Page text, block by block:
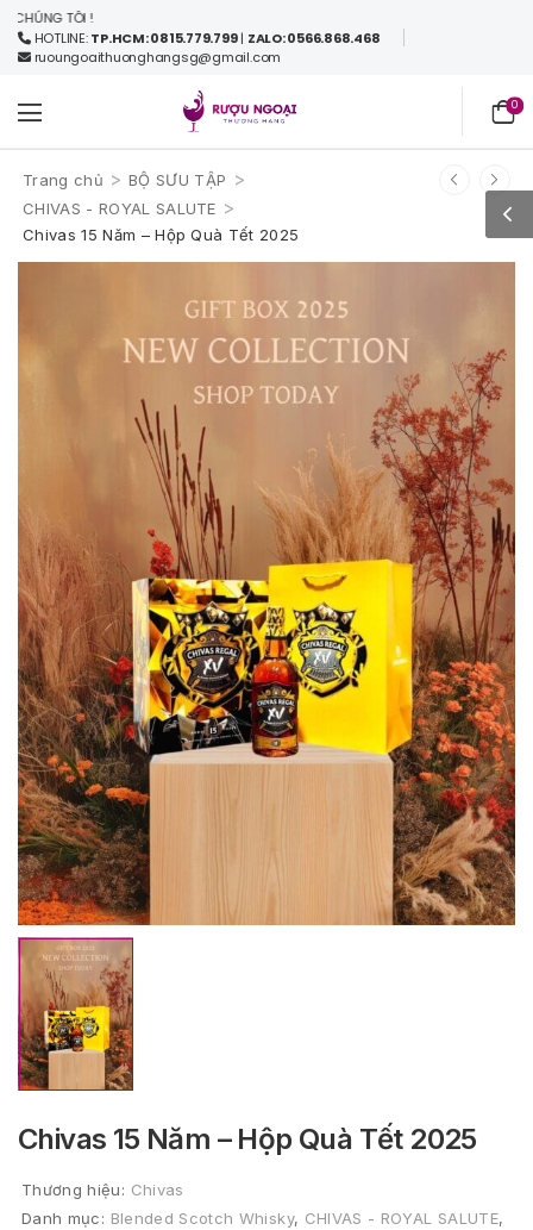
TÔI !
HOTLINE:TP.HCM: 0815.779.799| ZALO: 0566.868.468
ruoungoaithuonghangsg@gmail.com
0
Trang chủ > BỘ SƯU TẬP >
CHIVAS - ROYAL SALUTE >
Chivas 15 Năm – Hộp Quà Tết 2025
Chivas 15 Năm – Hộp Quà Tết 2025
Thương hiệu: Chivas
Danh mục: Blended Scotch Whisky, CHIVAS - ROYAL SALUTE,